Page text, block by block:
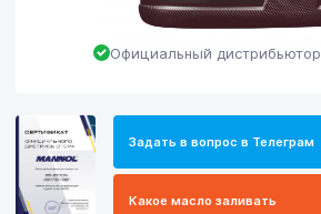
Официальный дистрибьютор
Задать в вопрос в Телеграм
Какое масло заливать